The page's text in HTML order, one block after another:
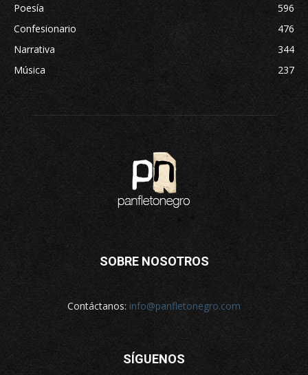
Poesía
596
Confesionario
476
Narrativa
344
Música
237
SOBRE NOSOTROS
Contáctanos: info@panfletonegro.com
SÍGUENOS